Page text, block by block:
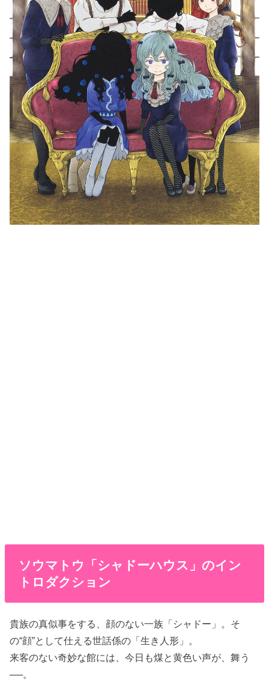
ソウマトウ「シャドーハウス」のイン
トロダクション
貴族の真似事をする、顔のない一族「シャドー」。そ
の“顔”として仕える世話係の「生き人形」。
来客のない奇妙な館には、今日も煤と黄色い声が、舞う
──。